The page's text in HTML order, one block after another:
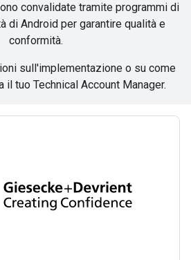
convalidate tramite programmi di
di Android per garantire qualità e
conformità.
sull'implementazione o su come
il tuo Technical Account Manager.